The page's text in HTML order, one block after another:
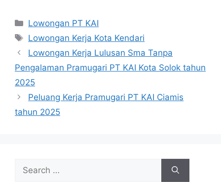
Categories
Lowongan PT KAI
Tags
Lowongan Kerja Kota Kendari
Lowongan Kerja Lulusan Sma Tanpa
Pengalaman Pramugari PT KAI Kota Solok tahun
2025
Peluang Kerja Pramugari PT KAI Ciamis
tahun 2025
for: